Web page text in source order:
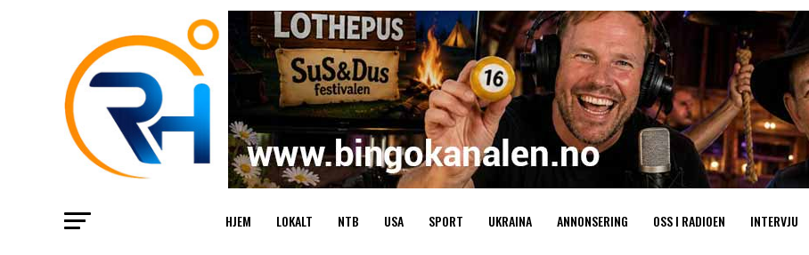
HJEM LOKALT NTB USA SPORT UKRAINA ANNONSERING OSS I RADIOEN INTERVJU